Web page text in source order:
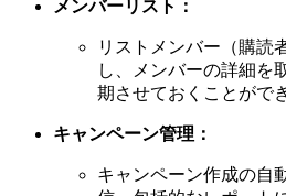
メンバーリスト：
リストメンバー（購読
し、メンバーの詳細を
期させておくことがで
キャンペーン管理：
キャンペーン作成の自